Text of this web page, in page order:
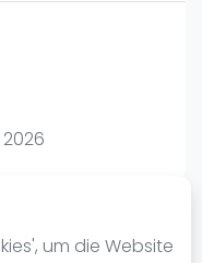
um die Website